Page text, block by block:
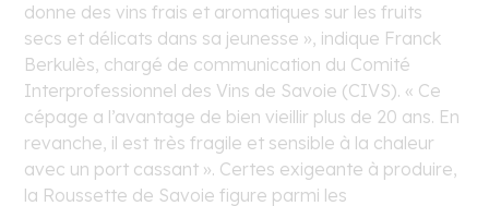
donne des vins frais et aromatiques sur les fruits
secs et délicats dans sa jeunesse », indique Franck
Berkulès, chargé de communication du Comité
Interprofessionnel des Vins de Savoie (CIVS). « Ce
cépage a l’avantage de bien vieillir plus de 20 ans. En
revanche, il est très fragile et sensible à la chaleur
avec un port cassant ». Certes exigeante à produire,
la Roussette de Savoie figure parmi les